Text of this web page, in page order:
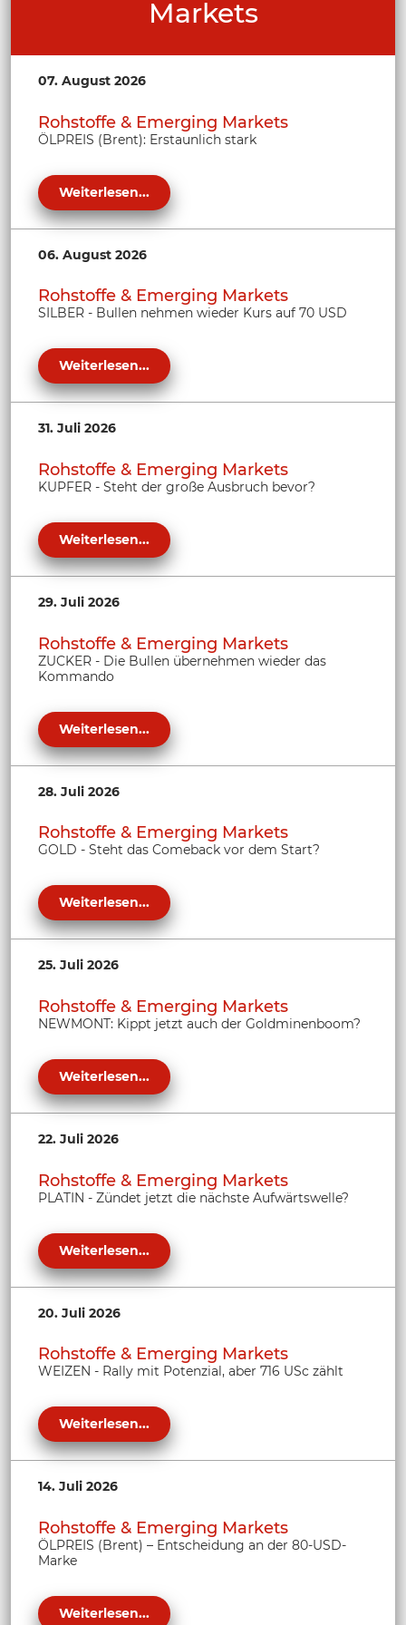
Markets
07. August 2026
Rohstoffe & Emerging Markets
ÖLPREIS (Brent): Erstaunlich stark
Weiterlesen...
06. August 2026
Rohstoffe & Emerging Markets
SILBER - Bullen nehmen wieder Kurs auf 70 USD
Weiterlesen...
31. Juli 2026
Rohstoffe & Emerging Markets
KUPFER - Steht der große Ausbruch bevor?
Weiterlesen...
29. Juli 2026
Rohstoffe & Emerging Markets
ZUCKER - Die Bullen übernehmen wieder das
Kommando
Weiterlesen...
28. Juli 2026
Rohstoffe & Emerging Markets
GOLD - Steht das Comeback vor dem Start?
Weiterlesen...
25. Juli 2026
Rohstoffe & Emerging Markets
NEWMONT: Kippt jetzt auch der Goldminenboom?
Weiterlesen...
22. Juli 2026
Rohstoffe & Emerging Markets
PLATIN - Zündet jetzt die nächste Aufwärtswelle?
Weiterlesen...
20. Juli 2026
Rohstoffe & Emerging Markets
WEIZEN - Rally mit Potenzial, aber 716 USc zählt
Weiterlesen...
14. Juli 2026
Rohstoffe & Emerging Markets
ÖLPREIS (Brent) – Entscheidung an der 80-USD-
Marke
Weiterlesen...